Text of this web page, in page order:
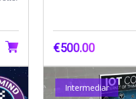
€500.00
Intermediar